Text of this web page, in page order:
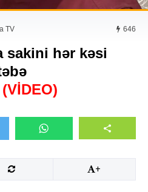
TV 646
sakini hər kəsi
(VİDEO)
+